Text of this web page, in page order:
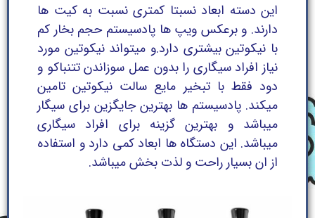
این دسته ابعاد نسبتا کمتری نسبت به کیت ها
دارند. و برعکس ویپ ها پادسیستم حجم بخار کم
با نیکوتین بیشتری دارد.و میتواند نیکوتین مورد
نیاز افراد سیگاری را بدون عمل سوزاندن تتنباکو و
دود فقط با تبخیر مایع سالت نیکوتین تامین
میکند. پادسیستم ها بهترین جایگزین برای سیگار
میباشد و بهترین گزینه برای افراد سیگاری
میباشد. این دستگاه ها ابعاد کمی دارد و استفاده
از ان بسیار راحت و لذت بخش میباشد.